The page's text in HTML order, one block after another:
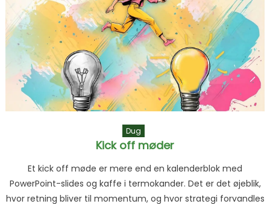
Dug
Kick off møder
Et kick off møde er mere end en kalenderblok med
PowerPoint-slides og kaffe i termokander. Det er det øjeblik,
hvor retning bliver til momentum, og hvor strategi forvandles